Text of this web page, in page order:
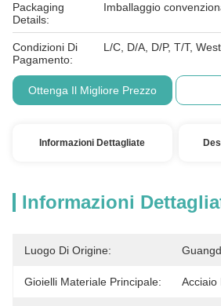
Packaging
Details:
Imballaggio
Condizioni Di
Pagamento:
L/C, D/A, D/P, T/T,
Ottenga Il Migliore Prezzo
Informazioni Dettagliate
Informazioni
Luogo Di Origine:
Gioielli Materiale Principale: Acciaio